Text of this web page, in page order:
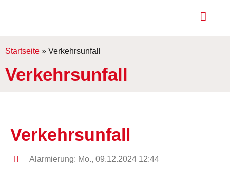
Startseite » Verkehrsunfall
Verkehrsunfall
Verkehrsunfall
Alarmierung: Mo., 09.12.2024 12:44